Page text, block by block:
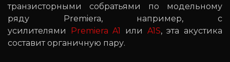
транзисторными собратьями по модельному
ряду Premiera, например, с
усилителями
Premiera A1 или A1S, эта акустика
составит органичную пару.